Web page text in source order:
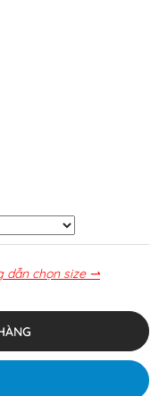
dẫn chọn size ⇀